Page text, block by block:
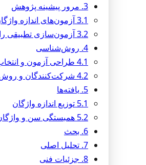
3. مرور پیشینه پژوهش
3.1 آزمون‌های اندازه واژگان
3.2 آزمون‌سازی تطبیقی رایانه‌ای (CAT)
4. روش‌شناسی
4.1 طراحی آزمون و انتخاب گویه‌ها
4.2 شرکت‌کنندگان و روش اجرا
5. یافته‌ها
5.1 توزیع اندازه واژگان
5.2 همبستگی سن و واژگان
6. بحث
7. تحلیل اصلی
8. جزئیات فنی